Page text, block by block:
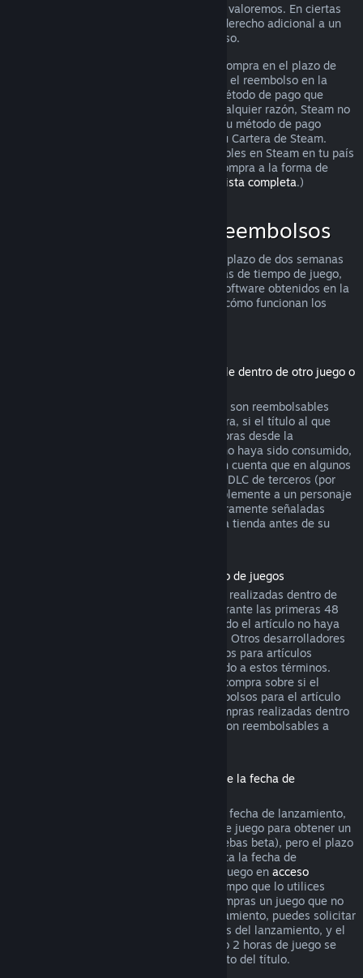
puedes solicitarlo igualmente para que lo valoremos. En ciertas
jurisdicciones, los clientes pueden tener derecho adicional a un
reembolso cuando el juego está defectuoso.
Se te hará un reembolso completo de tu compra en el plazo de
una semana tras su aprobación. Recibirás el reembolso en la
Cartera de Steam o mediante el mismo método de pago que
utilizaste para hacer la compra. Si, por cualquier razón, Steam no
puede realizar un reembolso a través de tu método de pago
inicial, se acreditará el importe total en tu Cartera de Steam.
(Algunos de los métodos de pago disponibles en Steam en tu país
pueden no admitir el reembolso de una compra a la forma de
Haz clic aquí para ver una lista completa.)
Dónde se aplican los reembolsos
La oferta de reembolsos de Steam, en un plazo de dos semanas
desde la compra y con menos de dos horas de tiempo de juego,
se aplica a los juegos y aplicaciones de software obtenidos en la
tienda de Steam. He aquí un resumen de cómo funcionan los
(Contenido de la tienda de Steam utilizable dentro de otro juego o
Los DLC adquiridos en la tienda de Steam son reembolsables
durante catorce días después de su compra, si el título al que
pertenecen se ha jugado menos de dos horas desde la
adquisición del DLC, y siempre que este no haya sido consumido,
modificado o transferido. Por favor, ten en cuenta que en algunos
casos Steam no podrá reembolsar ciertos DLC de terceros (por
ejemplo, si el DLC sube de nivel irreversiblemente a un personaje
del juego). Estas excepciones estarán claramente señaladas
como no reembolsables en la página de la tienda antes de su
Reembolsos en compras realizadas dentro de juegos
Steam ofrecerá reembolsos para compras realizadas dentro de
cualquier juego desarrollado por Valve durante las primeras 48
horas tras su adquisición, siempre y cuando el artículo no haya
sido consumido, modificado o transferido. Otros desarrolladores
tendrán la opción de activar los reembolsos para artículos
adquiridos dentro de sus juegos de acuerdo a estos términos.
Steam te informará en el momento de la compra sobre si el
desarrollador ha optado por ofrecer reembolsos para el artículo
que vas a adquirir. De lo contrario, las compras realizadas dentro
de juegos no desarrollados por Valve no son reembolsables a
Reembolsos de títulos comprados antes de la fecha de
Si compras un título en Steam antes de la fecha de lanzamiento,
se aplica el límite de 2 horas de tiempo de juego para obtener un
reembolso (excepto en el caso de las pruebas beta), pero el plazo
de devolución de 14 días no empieza hasta la fecha de
lanzamiento. Por ejemplo, si compras un juego en acceso
, todo el tiempo que lo utilices
cuenta para el límite de 2 horas. Si precompras un juego que no
esté disponible antes de la fecha de lanzamiento, puedes solicitar
un reembolso en cualquier momento antes del lanzamiento, y el
plazo estándar de devolución de 14 días o 2 horas de juego se
aplicará a partir de la fecha de lanzamiento del título.